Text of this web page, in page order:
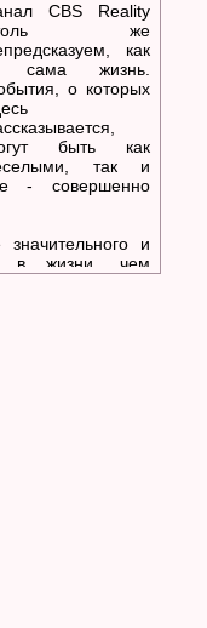
CBS Reality
же
как
сама жизнь.
о которых
быть как
так и
- совершенно
и
в жизни, чем